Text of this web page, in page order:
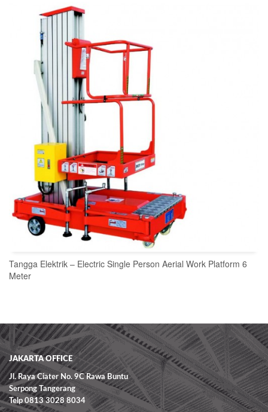
Tangga Elektrik – Electric Single Person Aerial Work Platform 6
Meter
JAKARTA OFFICE
Jl. Raya Ciater No. 9C Rawa Buntu
Serpong Tangerang
Telp 0813 3028 8034